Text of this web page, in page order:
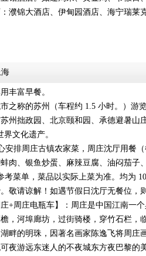
濮锦大酒店、伊甸园酒店、海宁瑞莱
丰富早餐。
之称的苏州（车程约 1.5 小时。）游
州拙政园、北京颐和园、承德避暑山
文化遗产。
安排周庄古镇农家菜，周庄沈厅用餐
肉、银鱼炒蛋、麻辣豆腐、油闷茄子
考菜单，菜品以实际上菜为准。均为
敬请谅解！如遇节假日沈厅无餐位，
+周庄电瓶车】：周庄是中国江南一
，河埠廊坊，过街骑楼，穿竹石栏
畔的明珠，因著名画家陈逸飞将周庄
夜游远东迷人的不夜城东方夜巴黎的